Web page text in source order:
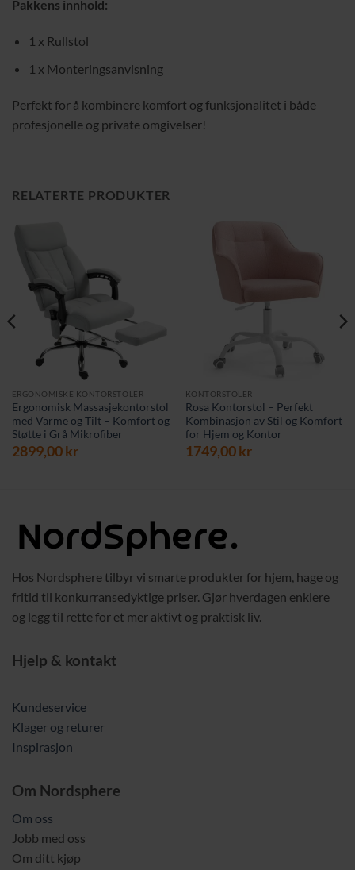
Pakkens innhold:
1 x Rullstol
1 x Monteringsanvisning
Perfekt for å kombinere komfort og funksjonalitet i både
profesjonelle og private omgivelser!
RELATERTE PRODUKTER
ERGONOMISKE KONTORSTOLER
Ergonomisk Massasjekontorstol
med Varme og Tilt – Komfort og
Støtte i Grå Mikrofiber
2899,00kr
KONTORSTOLER
Rosa Kontorstol – Perfekt
Kombinasjon av Stil og Komfort
for Hjem og Kontor
1749,00kr
Hos Nordsphere tilbyr vi smarte produkter for hjem, hage og
fritid til konkurransedyktige priser. Gjør hverdagen enklere
og legg til rette for et mer aktivt og praktisk liv.
Hjelp & kontakt
Kundeservice
Klager og returer
Inspirasjon
Om Nordsphere
Om oss
Jobb med oss
Om ditt kjøp